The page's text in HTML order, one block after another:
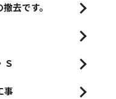
去です。
Ｓ
事